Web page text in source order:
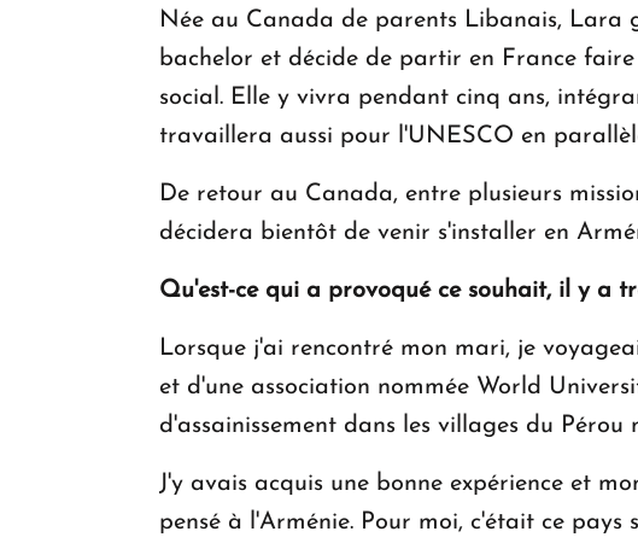
Née au Canada de parents Libanais, Lara
bachelor et décide de partir en France
social. Elle y vivra pendant cinq ans,
travaillera aussi pour l'UNESCO en
De retour au Canada, entre plusieurs
décidera bientôt de venir s'installer en
Qu'est-ce qui a provoqué ce souhait, il y a
Lorsque j'ai rencontré mon mari, je
et d'une association nommée World
d'assainissement dans les villages du
J'y avais acquis une bonne expérience et
pensé à l'Arménie. Pour moi, c'était ce